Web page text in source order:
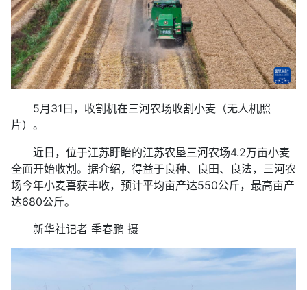
5月31日，收割机在三河农场收割小麦（无人机照
片）。
近日，位于江苏盱眙的江苏农垦三河农场4.2万亩小麦
全面开始收割。据介绍，得益于良种、良田、良法，三河农
场今年小麦喜获丰收，预计平均亩产达550公斤，最高亩产
达680公斤。
新华社记者 季春鹏 摄